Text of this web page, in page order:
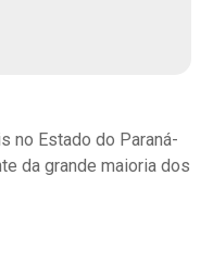
no Estado do Paraná-
da grande maioria dos